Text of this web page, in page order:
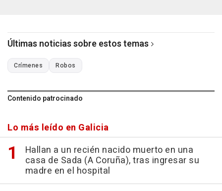
Últimas noticias sobre estos temas
Crímenes Robos
Contenido patrocinado
Lo más leído en Galicia
Hallan a un recién nacido muerto en una
casa de Sada (A Coruña), tras ingresar su
madre en el hospital